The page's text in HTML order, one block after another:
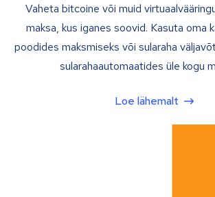
Vaheta bitcoine või muid
maksa, kus iganes soovid. Kasuta oma
poodides maksmiseks või sularaha
sularahaautomaatides üle kogu
Loe lähemalt